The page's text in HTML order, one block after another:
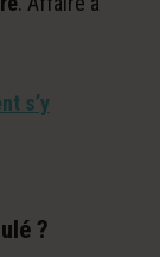
s’y
?